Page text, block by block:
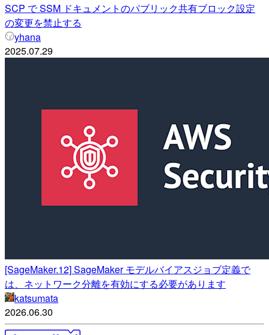
SCP で SSM ドキュメントのパブリック共有ブロック設定
の変更を禁止する
yhana
2025.07.29
[SageMaker.12] SageMaker モデルバイアスジョブ定義で
は、ネットワーク分離を有効にする必要があります
katsumata
2026.06.30